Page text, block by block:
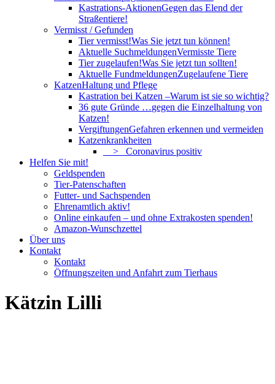
Kastrations-AktionenGegen das Elend der
Straßentiere!
Vermisst / Gefunden
Tier vermisst!Was Sie jetzt tun können!
Aktuelle SuchmeldungenVermisste Tiere
Tier zugelaufen!Was Sie jetzt tun sollten!
Aktuelle FundmeldungenZugelaufene Tiere
KatzenHaltung und Pflege
Kastration bei Katzen –Warum ist sie so wichtig?
36 gute Gründe …gegen die Einzelhaltung von
Katzen!
VergiftungenGefahren erkennen und vermeiden
Katzenkrankheiten
> Coronavirus positiv
Helfen Sie mit!
Geldspenden
Tier-Patenschaften
Futter- und Sachspenden
Ehrenamtlich aktiv!
Online einkaufen – und ohne Extrakosten spenden!
Amazon-Wunschzettel
Über uns
Kontakt
Kontakt
Öffnungszeiten und Anfahrt zum Tierhaus
Kätzin Lilli